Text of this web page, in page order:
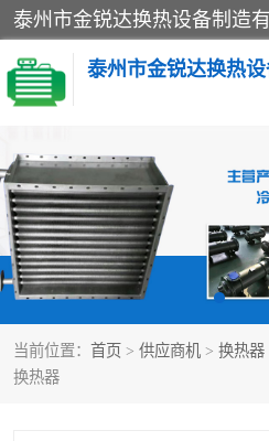
当前位置： 首页 > 供应商机 > 换热器
换热器
冷却器
散热器
热交换器